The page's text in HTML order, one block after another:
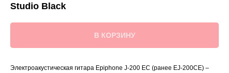
Studio Black
В КОРЗИНУ
Электроакустическая гитара Epiphone J-200 EC (ранее EJ-200CE) –